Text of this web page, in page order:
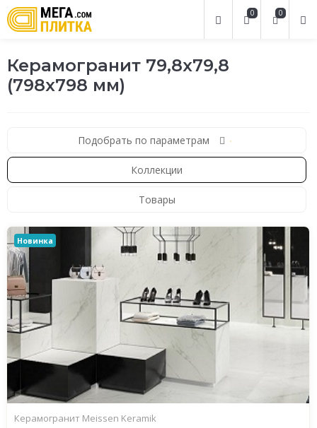
0
0
Керамогранит 79,8x79,8
(798x798 мм)
Подобрать по параметрам
Коллекции
Товары
Новинка
Керамогранит Meissen Keramik